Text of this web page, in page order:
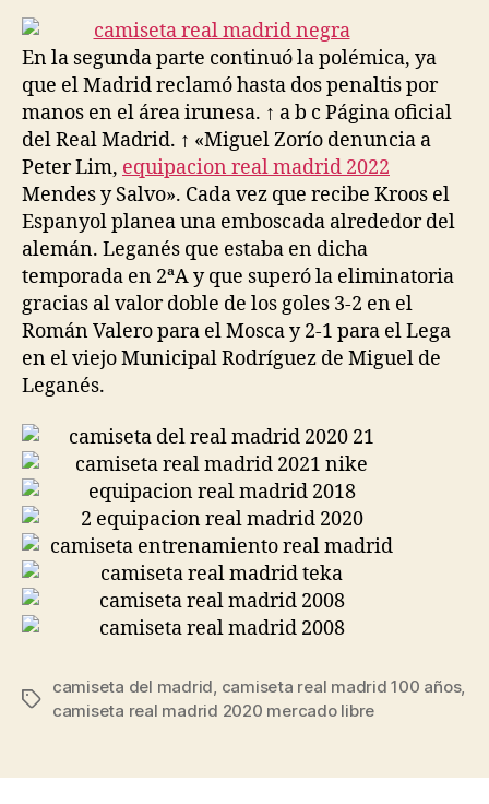
entrada
entrada
En la segunda parte continuó la polémica, ya
que el Madrid reclamó hasta dos penaltis por
manos en el área irunesa. ↑ a b c Página oficial
del Real Madrid. ↑ «Miguel Zorío denuncia a
Peter Lim, equipacion real madrid 2022
Mendes y Salvo». Cada vez que recibe Kroos el
Espanyol planea una emboscada alrededor del
alemán. Leganés que estaba en dicha
temporada en 2ªA y que superó la eliminatoria
gracias al valor doble de los goles 3-2 en el
Román Valero para el Mosca y 2-1 para el Lega
en el viejo Municipal Rodríguez de Miguel de
Leganés.
Etiquetas
camiseta del madrid, camiseta real madrid 100 años,
camiseta real madrid 2020 mercado libre